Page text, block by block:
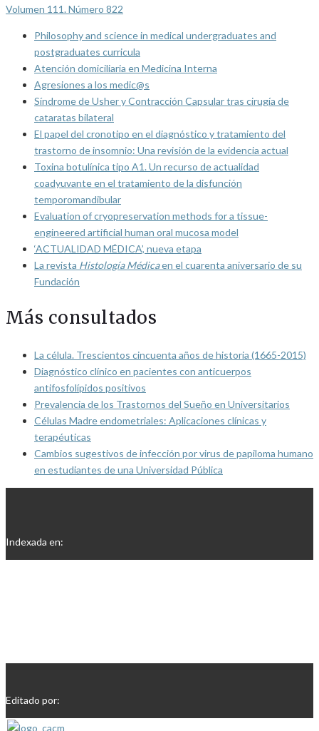
Volumen 111. Número 822
Philosophy and science in medical undergraduates and
postgraduates curricula
Atención domiciliaria en Medicina Interna
Agresiones a los medic@s
Síndrome de Usher y Contracción Capsular tras cirugía de
cataratas bilateral
El papel del cronotipo en el diagnóstico y tratamiento del
trastorno de insomnio: Una revisión de la evidencia actual
Toxina botulínica tipo A1. Un recurso de actualidad
coadyuvante en el tratamiento de la disfunción
temporomandibular
Evaluation of cryopreservation methods for a tissue-
engineered artificial human oral mucosa model
‘ACTUALIDAD MÉDICA’, nueva etapa
La revista Histología Médicaen el cuarenta aniversario de su
Fundación
Más consultados
La célula. Trescientos cincuenta años de historia (1665-2015)
Diagnóstico clínico en pacientes con anticuerpos
antifosfolípidos positivos
Prevalencia de los Trastornos del Sueño en Universitarios
Células Madre endometriales: Aplicaciones clínicas y
terapéuticas
Cambios sugestivos de infección por virus de papiloma humano
en estudiantes de una Universidad Pública
Indexada en:
Editado por: